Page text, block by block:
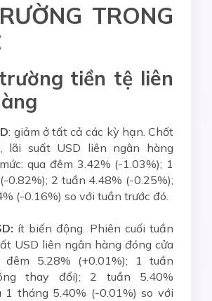
TRONG
tiền tệ liên
: giảm ở tất cả các kỳ hạn. Chốt
lãi suất USD liên ngân hàng
qua đêm 3.42% (-1.03%); 1
0.82%); 2 tuần 4.48% (-0.25%);
(-0.16%) so với tuần trước đó.
ít biến động. Phiên cuối tuần
USD liên ngân hàng đóng cửa
đêm 5.28% (+0.01%); 1 tuần
thay đổi); 2 tuần 5.40%
1 tháng 5.40% (-0.01%) so với